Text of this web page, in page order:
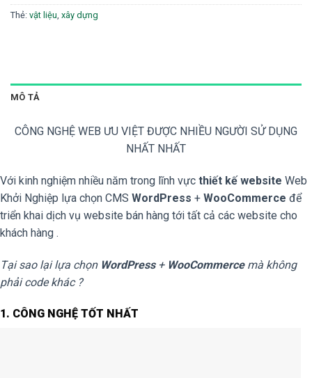
Thẻ: vật liệu, xây dựng
MÔ TẢ
CÔNG NGHỆ WEB ƯU VIỆT ĐƯỢC NHIỀU NGƯỜI SỬ DỤNG
NHẤT NHẤT
Với kinh nghiệm nhiều năm trong lĩnh vực thiết kế website Web
Khởi Nghiệp lựa chọn CMS WordPress + WooCommerce để
triển khai dịch vụ website bán hàng tới tất cả các website cho
khách hàng .
Tại sao lại lựa chọn WordPress+ WooCommercemà không
phải code khác ?
1. CÔNG NGHỆ TỐT NHẤT